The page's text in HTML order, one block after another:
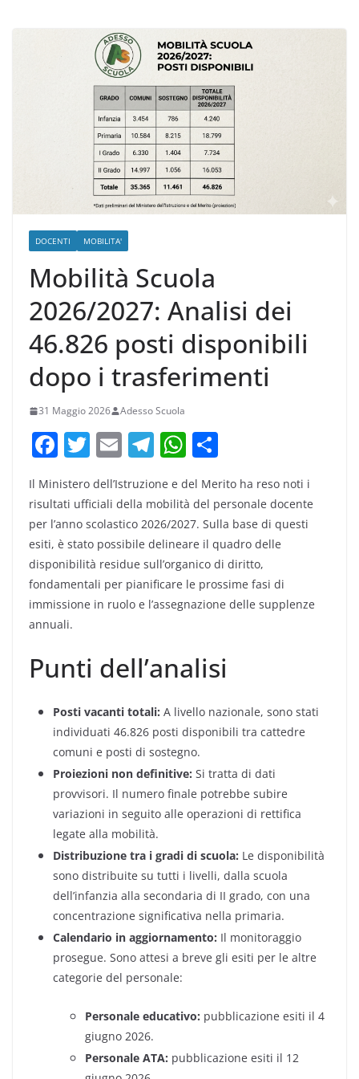
DOCENTI MOBILITA'
Mobilità Scuola
2026/2027: Analisi dei
46.826 posti disponibili
dopo i trasferimenti
31 Maggio 2026 Adesso Scuola
F
a
c
e
b
o
o
k
T
w
itt
er
E
ai
l
T
e
gr
a
m
W
h
at
s
A
p
p
o
n
di
vi
di
Il Ministero dell’Istruzione e del Merito ha reso noti i
risultati ufficiali della mobilità del personale docente
per l’anno scolastico 2026/2027. Sulla base di questi
esiti, è stato possibile delineare il quadro delle
disponibilità residue sull’organico di diritto,
fondamentali per pianificare le prossime fasi di
immissione in ruolo e l’assegnazione delle supplenze
annuali.
Punti dell’analisi
Posti vacanti totali: A livello nazionale, sono stati
individuati 46.826 posti disponibili tra cattedre
comuni e posti di sostegno.
Proiezioni non definitive: Si tratta di dati
provvisori. Il numero finale potrebbe subire
variazioni in seguito alle operazioni di rettifica
legate alla mobilità.
Distribuzione tra i gradi di scuola: Le disponibilità
sono distribuite su tutti i livelli, dalla scuola
dell’infanzia alla secondaria di II grado, con una
concentrazione significativa nella primaria.
Calendario in aggiornamento: Il monitoraggio
prosegue. Sono attesi a breve gli esiti per le altre
categorie del personale:
Personale educativo: pubblicazione esiti il 4
giugno 2026.
Personale ATA: pubblicazione esiti il 12